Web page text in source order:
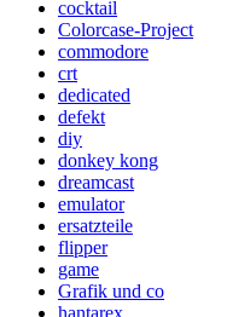
cocktail
Colorcase-Project
commodore
crt
dedicated
defekt
diy
donkey kong
dreamcast
emulator
ersatzteile
flipper
game
Grafik und co